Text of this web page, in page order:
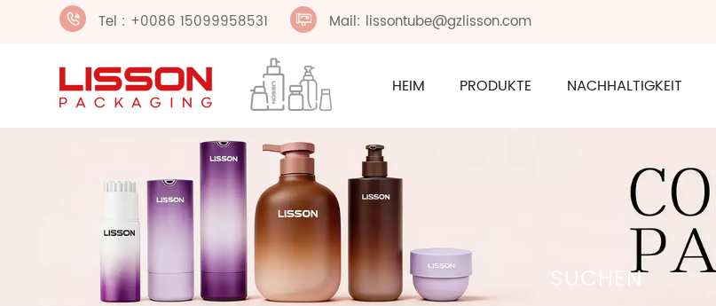
Tel : +0086 15099958531 Mail: lissontube@gzlisson.com
HEIM PRODUKTE NACHHALTIGKEIT
SUCHEN